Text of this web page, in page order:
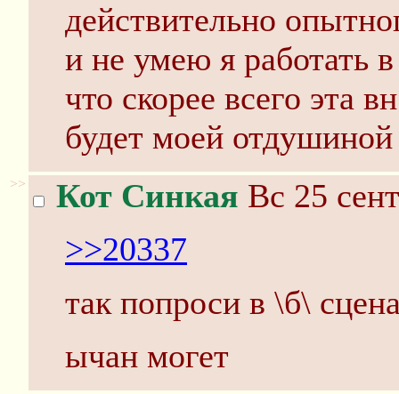
действительно
и не умею я работать
что скорее всего эта
будет моей отдушиной
>> Кот Синкая Вс 25
>>20337
так попроси в \б\
ычан могет